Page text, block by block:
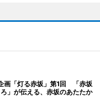
画「灯る赤坂」第1回 「赤坂
」が伝える、赤坂のあたたか